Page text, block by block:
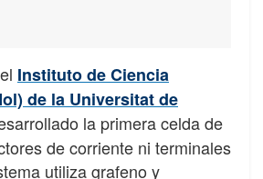
Instituto de Ciencia
de la Universitat de
la primera celda de
de corriente ni terminales
utiliza grafeno y